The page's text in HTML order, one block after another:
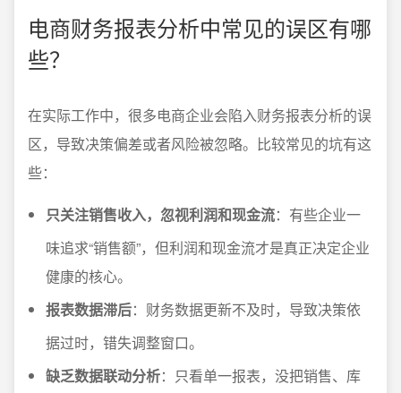
电商财务报表分析中常见的误区有哪
些？
在实际工作中，很多电商企业会陷入财务报表分析的误
区，导致决策偏差或者风险被忽略。比较常见的坑有这
些：
只关注销售收入，忽视利润和现金流：有些企业一
味追求“销售额”，但利润和现金流才是真正决定企业
健康的核心。
报表数据滞后：财务数据更新不及时，导致决策依
据过时，错失调整窗口。
缺乏数据联动分析：只看单一报表，没把销售、库